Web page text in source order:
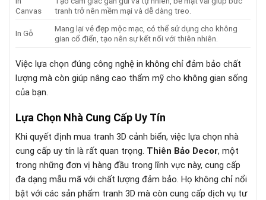
Canvas
tranh trở nên mềm mại và dễ dàng treo.
In Gỗ
Mang lại vẻ đẹp mộc mạc, có thể sử dụng cho không
gian cổ điển, tạo nên sự kết nối với thiên nhiên.
Việc lựa chọn đúng công nghệ in không chỉ đảm bảo chất
lượng mà còn giúp nâng cao thẩm mỹ cho không gian sống
của bạn.
Lựa Chọn Nhà Cung Cấp Uy Tín
Khi quyết định mua tranh 3D cảnh biển, việc lựa chọn nhà
cung cấp uy tín là rất quan trọng. Thiên Bảo Decor, một
trong những đơn vị hàng đầu trong lĩnh vực này, cung cấp
đa dạng mẫu mã với chất lượng đảm bảo. Họ không chỉ nổi
bật với các sản phẩm tranh 3D mà còn cung cấp dịch vụ tư